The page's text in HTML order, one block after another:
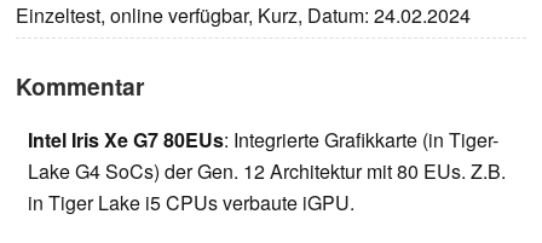
Einzeltest, online verfügbar, Kurz, Datum: 24.02.2024
Kommentar
Intel Iris Xe G7 80EUs: Integrierte Grafikkarte (in Tiger-
Lake G4 SoCs) der Gen. 12 Architektur mit 80 EUs. Z.B.
in Tiger Lake i5 CPUs verbaute iGPU.